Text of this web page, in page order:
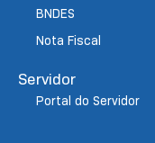
BNDES
Nota Fiscal
Servidor
Portal do Servidor